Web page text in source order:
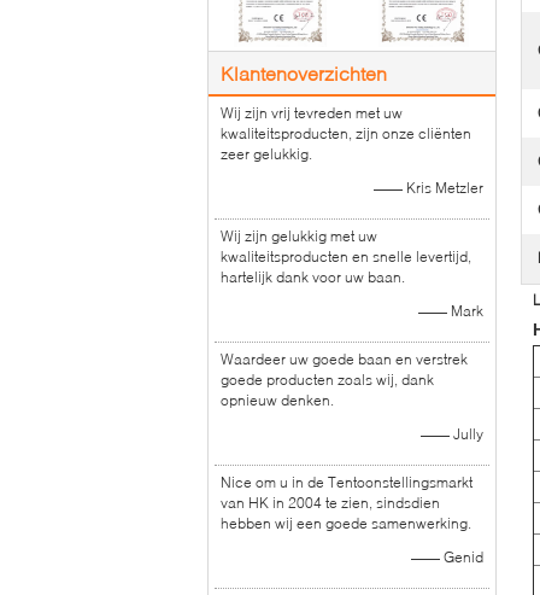
Klantenoverzichten
Wij zijn vrij tevreden met uw
kwaliteitsproducten, zijn onze cliënten
zeer gelukkig.
—— Kris Metzler
Wij zijn gelukkig met uw
kwaliteitsproducten en snelle levertijd,
hartelijk dank voor uw baan.
—— Mark
Waardeer uw goede baan en verstrek
goede producten zoals wij, dank
opnieuw denken.
—— Jully
Nice om u in de Tentoonstellingsmarkt
van HK in 2004 te zien, sindsdien
hebben wij een goede samenwerking.
—— Genid